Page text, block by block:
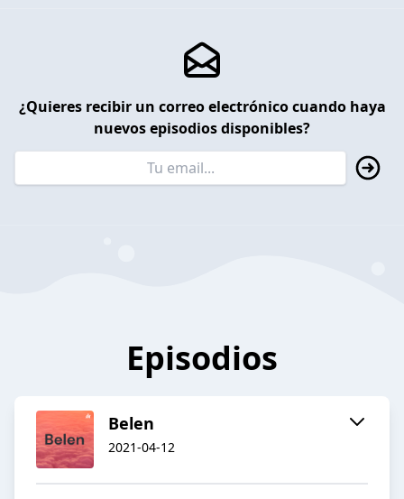
¿Quieres recibir un correo electrónico cuando haya
nuevos episodios disponibles?
Episodios
Belen
2021-04-12